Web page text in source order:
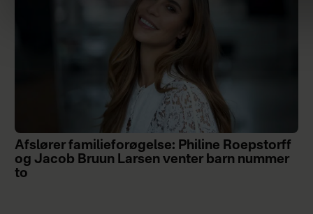
Afslører familieforøgelse: Philine Roepstorff
og Jacob Bruun Larsen venter barn nummer
to